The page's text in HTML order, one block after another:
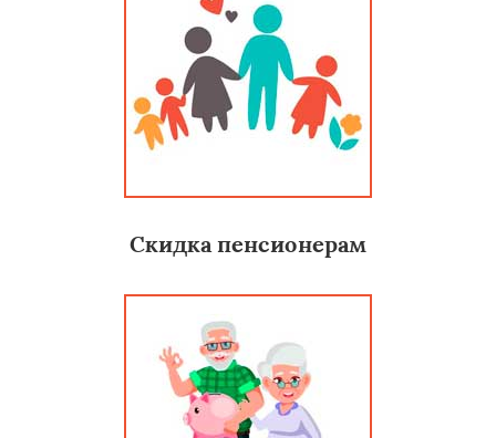
Скидка пенсионерам